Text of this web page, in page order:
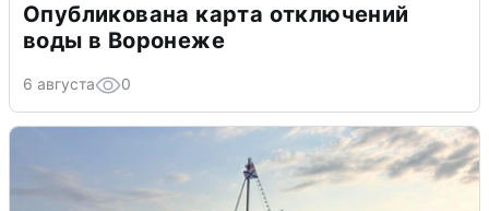
Опубликована карта отключений
воды в Воронеже
6 августа 0